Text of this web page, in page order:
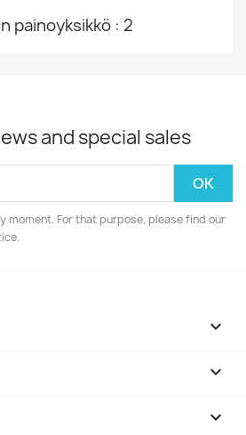
painoyksikkö : 2
and special sales
moment. For that purpose, please find our


